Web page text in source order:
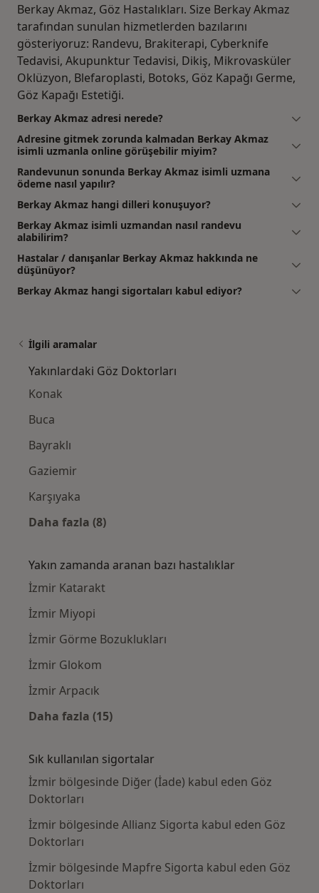
Berkay Akmaz, Göz Hastalıkları. Size Berkay Akmaz
tarafından sunulan hizmetlerden bazılarını
gösteriyoruz: Randevu, Brakiterapi, Cyberknife
Tedavisi, Akupunktur Tedavisi, Dikiş, Mikrovasküler
Oklüzyon, Blefaroplasti, Botoks, Göz Kapağı Germe,
Göz Kapağı Estetiği.
Berkay Akmaz adresi nerede?
Adresine gitmek zorunda kalmadan Berkay Akmaz
isimli uzmanla online görüşebilir miyim?
Randevunun sonunda Berkay Akmaz isimli uzmana
ödeme nasıl yapılır?
Berkay Akmaz hangi dilleri konuşuyor?
Berkay Akmaz isimli uzmandan nasıl randevu
alabilirim?
Hastalar / danışanlar Berkay Akmaz hakkında ne
düşünüyor?
Berkay Akmaz hangi sigortaları kabul ediyor?
İlgili aramalar
Yakınlardaki Göz Doktorları
Konak
Buca
Bayraklı
Gaziemir
Karşıyaka
Daha fazla (8)
Yakın zamanda aranan bazı hastalıklar
İzmir Katarakt
İzmir Miyopi
İzmir Görme Bozuklukları
İzmir Glokom
İzmir Arpacık
Daha fazla (15)
Sık kullanılan sigortalar
İzmir bölgesinde Diğer (İade) kabul eden Göz
Doktorları
İzmir bölgesinde Allianz Sigorta kabul eden Göz
Doktorları
İzmir bölgesinde Mapfre Sigorta kabul eden Göz
Doktorları